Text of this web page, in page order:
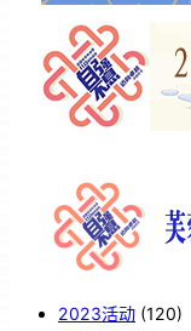
2023活动 (120)